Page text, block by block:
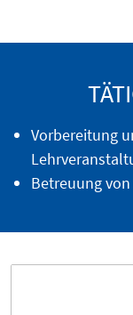
Vorbereitung
Betreuung